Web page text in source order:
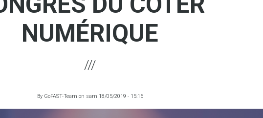
NUMÉRIQUE
By GoFAST-Team on sam 18/05/2019 - 15:16